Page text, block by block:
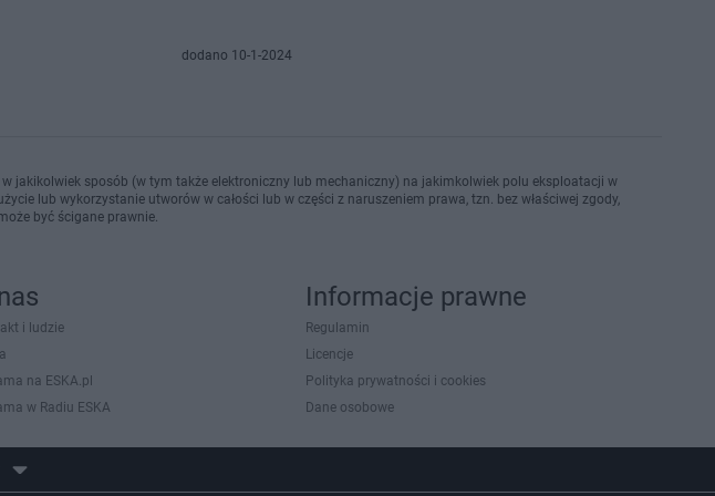
dodano 10-1-2024
jakikolwiek sposób (w tym także elektroniczny lub mechaniczny) na jakimkolwiek polu eksploatacji w
lub wykorzystanie utworów w całości lub w części z naruszeniem prawa, tzn. bez właściwej zgody,
być ścigane prawnie.
i ludzie
na ESKA.pl
w Radiu ESKA
Informacje prawne
Regulamin
Licencje
Polityka prywatności i cookies
Dane osobowe